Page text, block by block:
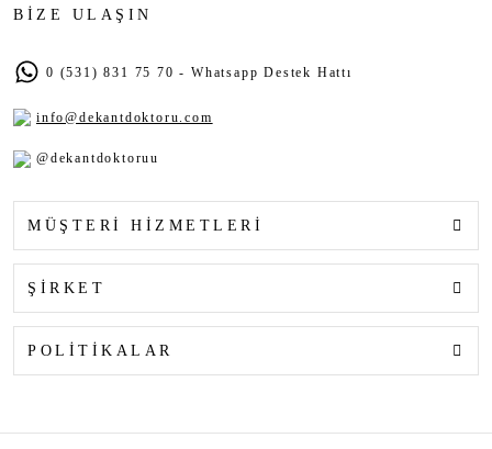
BİZE ULAŞIN
0 (531) 831 75 70 - Whatsapp Destek Hattı
info@dekantdoktoru.com
@dekantdoktoruu
MÜŞTERİ HİZMETLERİ
ŞİRKET
POLİTİKALAR